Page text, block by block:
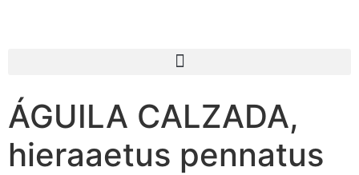
ÁGUILA CALZADA,
hieraaetus pennatus